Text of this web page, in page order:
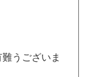
うございま